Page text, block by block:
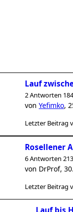
Lauf
2 Antworten
von Yefimko,
Letzter Beitrag
Rosellener
6 Antworten
von DrProf,
Letzter Beitrag